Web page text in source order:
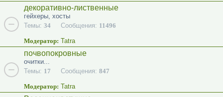
декоративно-лиственные
гейхеры, хосты
Темы: 34 Сообщения: 11496
Модератор: Tatra
почвопокровные
очитки...
Темы: 17 Сообщения: 847
Модератор: Tatra